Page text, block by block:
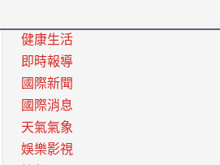
健康生活
即時報導
國際新聞
國際消息
天氣氣象
娛樂影視